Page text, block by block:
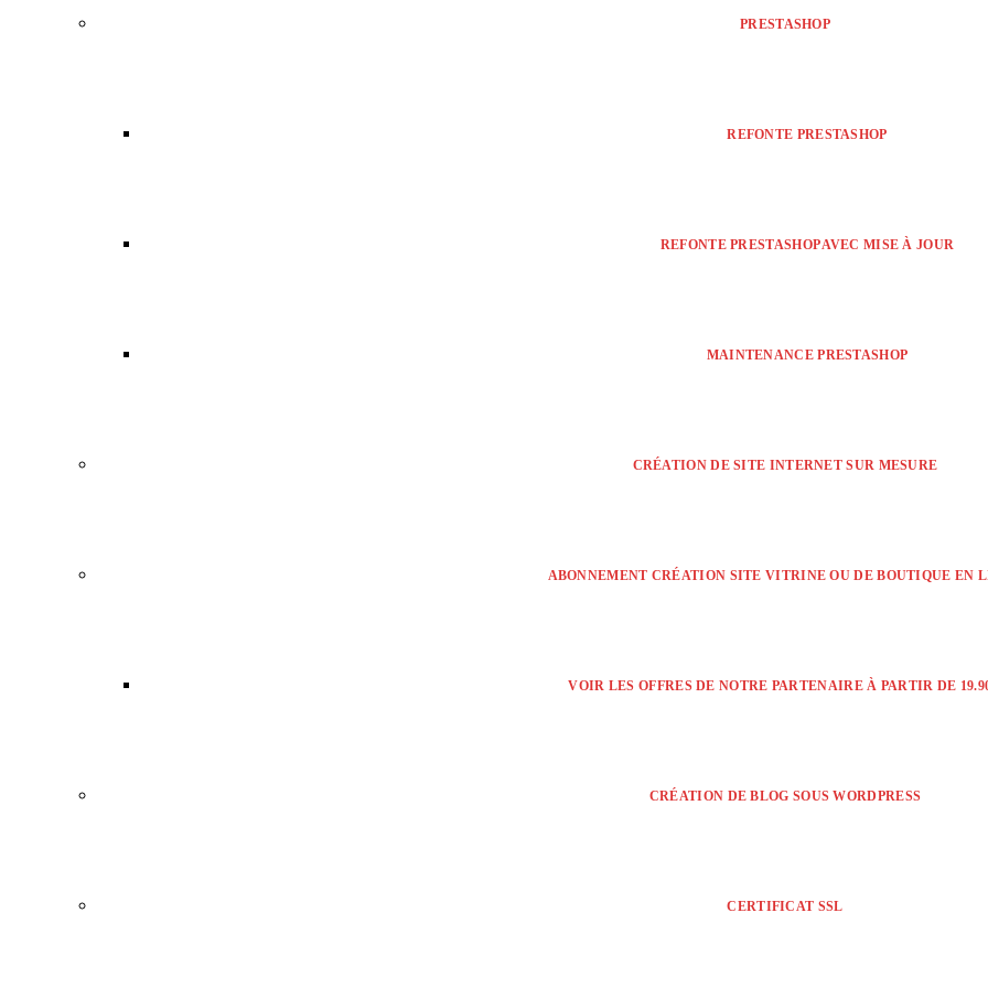
PRESTASHOP
REFONTE PRESTASHOP
REFONTE PRESTASHOP AVEC MISE À JOUR
MAINTENANCE PRESTASHOP
CRÉATION DE SITE INTERNET SUR MESURE
ABONNEMENT CRÉATION SITE VITRINE OU DE BOUTIQUE EN
VOIR LES OFFRES DE NOTRE PARTENAIRE À PARTIR DE
CRÉATION DE BLOG SOUS WORDPRESS
CERTIFICAT SSL